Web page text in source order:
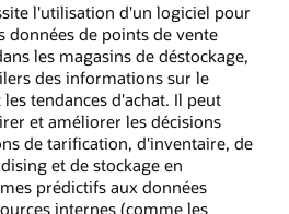
l'utilisation d'un logiciel pour
données de points de vente
les magasins de déstockage,
des informations sur le
tendances d'achat. Il peut
et améliorer les décisions
de tarification, d'inventaire, de
et de stockage en
prédictifs aux données
internes (comme les